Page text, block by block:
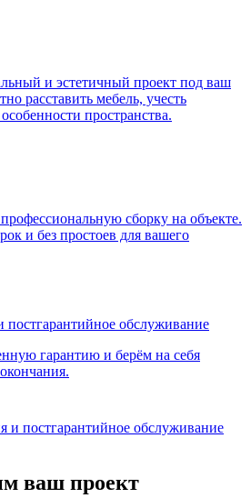
и эстетичный проект под ваш
расставить мебель, учесть
пространства.
сборку на объекте.
и без простоев для вашего
постгарантийное обслуживание
гарантию и берём на себя
ваш проект